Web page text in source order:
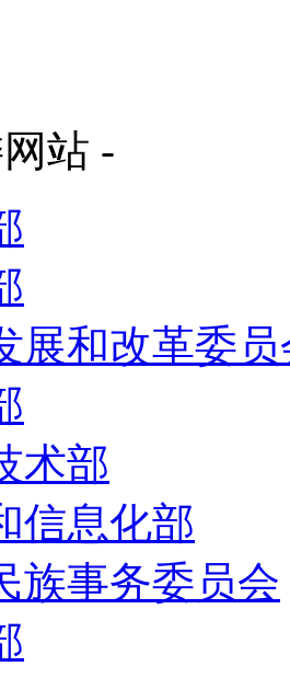
站 -
展和改革委
术部
信息化部
族事务委员会